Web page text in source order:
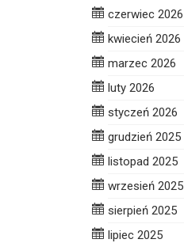
czerwiec 2026
kwiecień 2026
marzec 2026
luty 2026
styczeń 2026
grudzień 2025
listopad 2025
wrzesień 2025
sierpień 2025
lipiec 2025